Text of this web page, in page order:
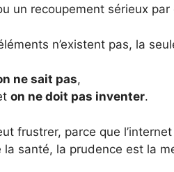
un recoupement sérieux
n’existent pas, la
ne sait pas,
on ne doit pas inventer.
frustrer, parce que
la santé, la prudence est la